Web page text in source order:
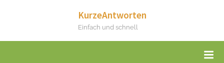
KurzeAntworten
Einfach und schnell